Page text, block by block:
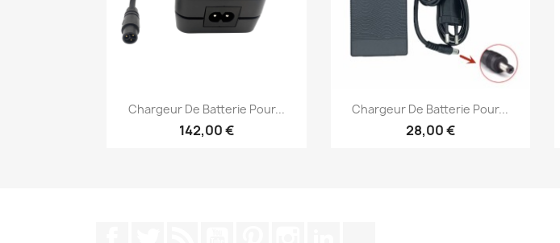
Aperçu rapide
Chargeur De Batterie Pour...
142,00 €
Aperçu rapide
Chargeur De Batterie Pour...
28,00 €